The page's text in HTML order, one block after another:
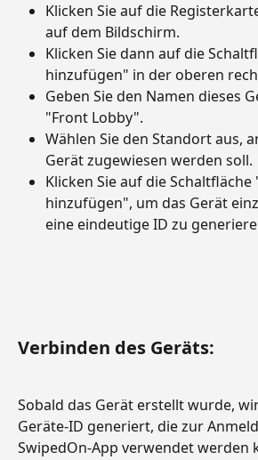
Klicken Sie auf die
auf dem Bildschirm.
Klicken Sie dann auf die
hinzufügen" in der oberen
Geben Sie den Namen dieses
"Front Lobby".
Wählen Sie den Standort aus,
Gerät zugewiesen werden soll.
Klicken Sie auf die
hinzufügen", um das Gerät
eine eindeutige ID zu
Verbinden des Geräts:
Sobald das Gerät erstellt wurde,
Geräte-ID generiert, die zur
SwipedOn-App verwendet werden